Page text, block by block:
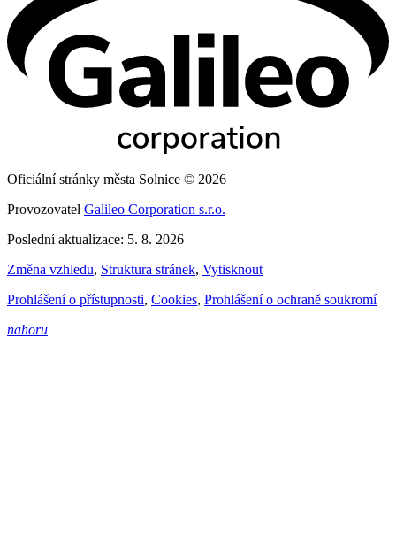
Oficiální stránky města Solnice © 2026
Provozovatel Galileo Corporation s.r.o.
Poslední aktualizace: 5. 8. 2026
Změna vzhledu, Struktura stránek, Vytisknout
Prohlášení o přístupnosti, Cookies, Prohlášení o ochraně soukromí
nahoru